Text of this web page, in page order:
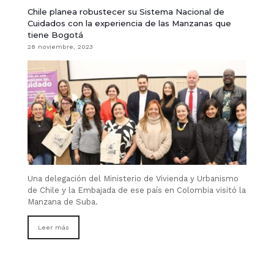
Chile planea robustecer su Sistema Nacional de
Cuidados con la experiencia de las Manzanas que
tiene Bogotá
28 noviembre, 2023
Una delegación del Ministerio de Vivienda y Urbanismo
de Chile y la Embajada de ese país en Colombia visitó la
Manzana de Suba.
Leer más